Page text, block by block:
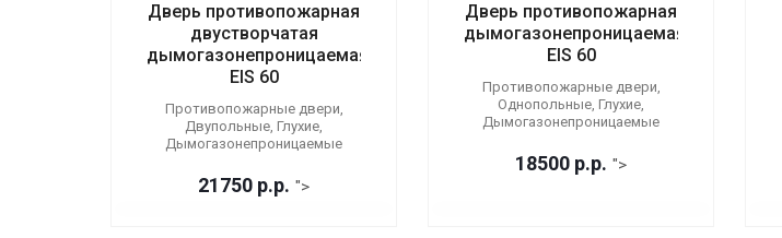
Дверь противопожарная
двустворчатая
дымогазонепроницаемая
EIS 60
Противопожарные двери,
Двупольные, Глухие,
Дымогазонепроницаемые
21750 р.р. ">
Дверь противопожарная
дымогазонепроницаемая
EIS 60
Противопожарные двери,
Однопольные, Глухие,
Дымогазонепроницаемые
18500 р.р. ">